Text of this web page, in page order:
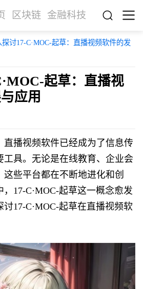
区块链 金融科技
探讨17-C·MOC-起草：直播视频软件的发
起草：直播视
应用
直播视频软件已经成为了信息传
工具。无论是在线教育、企业会
些平台都在不断地进化和创
17-C·MOC-起草这一概念愈发
17-C·MOC-起草在直播视频软